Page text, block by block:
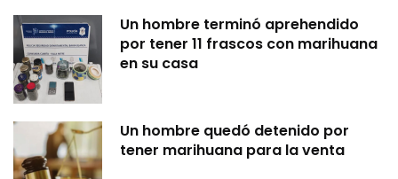
Un hombre terminó aprehendido
por tener 11 frascos con marihuana
en su casa
Un hombre quedó detenido por
tener marihuana para la venta